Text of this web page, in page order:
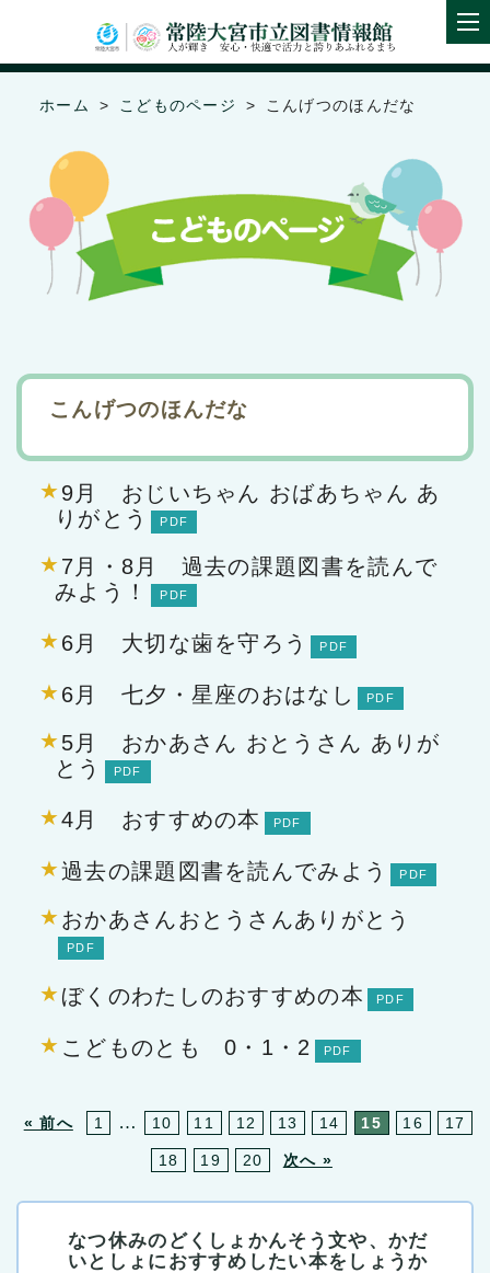
ホーム こどものページ こんげつのほんだな
こんげつのほんだな
9月 おじいちゃん おばあちゃん あ
りがとう
7月・8月 過去の課題図書を読んで
みよう！
6月 大切な歯を守ろう
6月 七夕・星座のおはなし
5月 おかあさん おとうさん ありが
とう
4月 おすすめの本
過去の課題図書を読んでみよう
おかあさんおとうさんありがとう
ぼくのわたしのおすすめの本
こどものとも 0・1・2
« 前へ 1 … 10 11 12 13 14 15 16 17
18 19 20 次へ »
なつ休みのどくしょかんそう文や、かだ
いとしょにおすすめしたい本をしょうか